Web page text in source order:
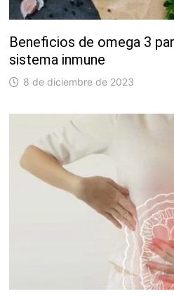
Beneficios de omega 3
sistema inmune
8 de diciembre de 2023